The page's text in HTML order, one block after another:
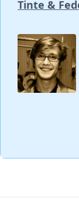
Tinte &